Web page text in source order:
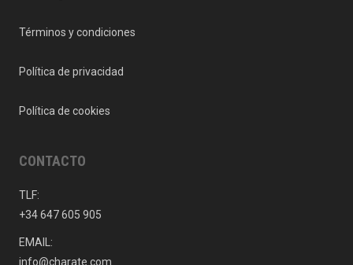
Términos y condiciones
Política de privacidad
Política de cookies
CONTACTO
TLF:
+34 647 605 905
EMAIL:
info@charate.com